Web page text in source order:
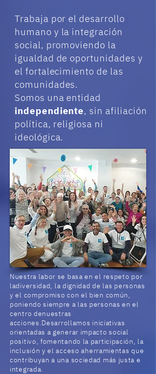
Trabaja por el desarrollo
humano y la integración
social, promoviendo la
igualdad de oportunidades y
el fortalecimiento de las
comunidades.
Somos una entidad
independiente, sin afiliación
política, religiosa ni
ideológica.
Nuestra labor se basa en el respeto por
ladiversidad, la dignidad de las personas
y el compromiso con el bien común,
poniendo siempre a las personas en el
centro denuestras
acciones.Desarrollamos iniciativas
orientadas a generar impacto social
positivo, fomentando la participación, la
inclusión y el acceso aherramientas que
contribuyan a una sociedad más justa e
integrada.